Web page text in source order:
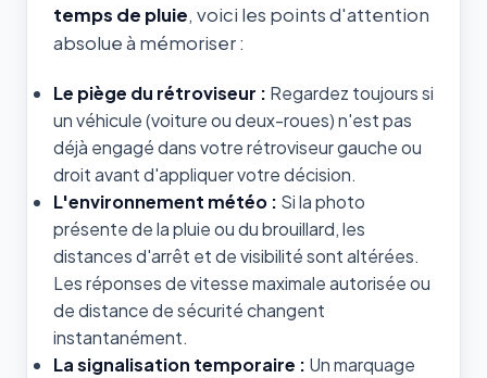
temps de pluie, voici les points d'attention
absolue à mémoriser :
Le piège du rétroviseur : Regardez toujours si
un véhicule (voiture ou deux-roues) n'est pas
déjà engagé dans votre rétroviseur gauche ou
droit avant d'appliquer votre décision.
L'environnement météo : Si la photo
présente de la pluie ou du brouillard, les
distances d'arrêt et de visibilité sont altérées.
Les réponses de vitesse maximale autorisée ou
de distance de sécurité changent
instantanément.
La signalisation temporaire : Un marquage